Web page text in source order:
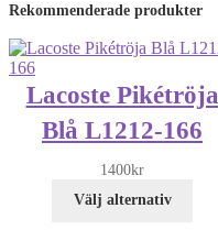
Rekommenderade produkter
Lacoste Pikétröja
Blå L1212-166
1400kr
Välj alternativ